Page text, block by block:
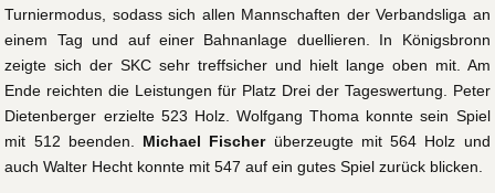
Turniermodus, sodass sich allen Mannschaften der Verbandsliga an
einem Tag und auf einer Bahnanlage duellieren. In Königsbronn
zeigte sich der SKC sehr treffsicher und hielt lange oben mit. Am
Ende reichten die Leistungen für Platz Drei der Tageswertung. Peter
Dietenberger erzielte 523 Holz. Wolfgang Thoma konnte sein Spiel
mit 512 beenden. Michael Fischerüberzeugte mit 564 Holz und
auch Walter Hecht konnte mit 547 auf ein gutes Spiel zurück blicken.